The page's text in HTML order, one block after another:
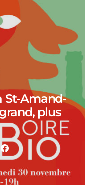
St-Amand-
plus